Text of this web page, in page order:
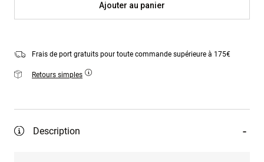
Ajouter au panier
Frais de port gratuits pour toute commande supérieure à 175€
Retours simples
Description